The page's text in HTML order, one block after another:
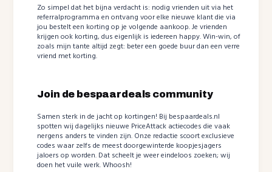
Zo simpel dat het bijna verdacht is: nodig vrienden uit via het
referralprogramma en ontvang voor elke nieuwe klant die via
jou bestelt een korting op je volgende aankoop. Je vrienden
krijgen ook korting, dus eigenlijk is iedereen happy. Win-win, of
zoals mijn tante altijd zegt: beter een goede buur dan een verre
vriend met korting.
Join de bespaardeals community
Samen sterk in de jacht op kortingen! Bij bespaardeals.nl
spotten wij dagelijks nieuwe PriceAttack actiecodes die vaak
nergens anders te vinden zijn. Onze redactie scoort exclusieve
codes waar zelfs de meest doorgewinterde koopjesjagers
jaloers op worden. Dat scheelt je weer eindeloos zoeken; wij
doen het vuile werk. Whoosh!